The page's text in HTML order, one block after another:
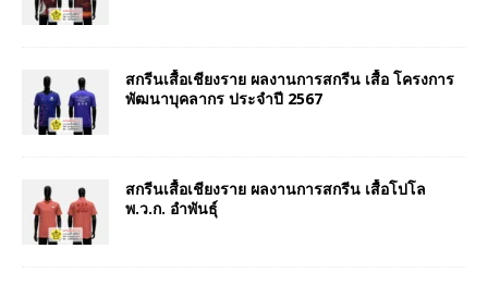
สกรีนเสื้อเชียงราย ผลงานการสกรีน เสื้อ โครงการ
พัฒนาบุคลากร ประจำปี 2567
สกรีนเสื้อเชียงราย ผลงานการสกรีน เสื้อโปโล
พ.ว.ก. อำพันธุ์